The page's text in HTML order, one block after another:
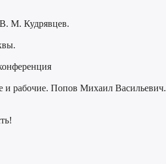
В. М. Кудрявцев.
и рабочие. Попов Михаил Васильевич.